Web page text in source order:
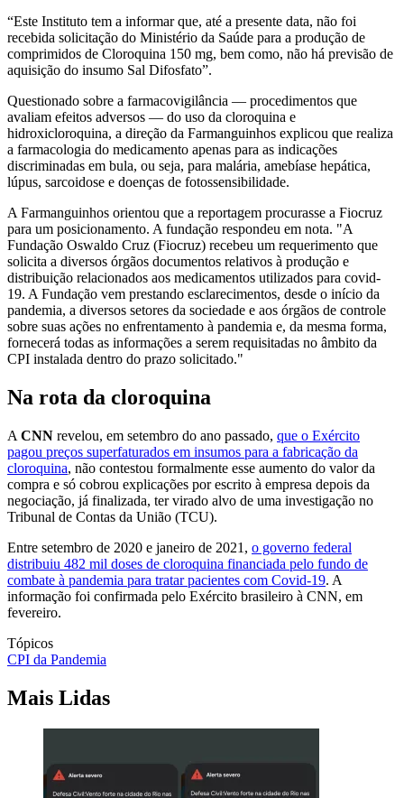
“Este Instituto tem a informar que, até a presente data, não foi
recebida solicitação do Ministério da Saúde para a produção de
comprimidos de Cloroquina 150 mg, bem como, não há previsão de
aquisição do insumo Sal Difosfato”.
Questionado sobre a farmacovigilância — procedimentos que
avaliam efeitos adversos — do uso da cloroquina e
hidroxicloroquina, a direção da Farmanguinhos explicou que realiza
a farmacologia do medicamento apenas para as indicações
discriminadas em bula, ou seja, para malária, amebíase hepática,
lúpus, sarcoidose e doenças de fotossensibilidade.
A Farmanguinhos orientou que a reportagem procurasse a Fiocruz
para um posicionamento. A fundação respondeu em nota. "A
Fundação Oswaldo Cruz (Fiocruz) recebeu um requerimento que
solicita a diversos órgãos documentos relativos à produção e
distribuição relacionados aos medicamentos utilizados para covid-
19. A Fundação vem prestando esclarecimentos, desde o início da
pandemia, a diversos setores da sociedade e aos órgãos de controle
sobre suas ações no enfrentamento à pandemia e, da mesma forma,
fornecerá todas as informações a serem requisitadas no âmbito da
CPI instalada dentro do prazo solicitado."
Na rota da cloroquina
A CNN revelou, em setembro do ano passado, que o Exército
pagou preços superfaturados em insumos para a fabricação da
cloroquina, não contestou formalmente esse aumento do valor da
compra e só cobrou explicações por escrito à empresa depois da
negociação, já finalizada, ter virado alvo de uma investigação no
Tribunal de Contas da União (TCU).
Entre setembro de 2020 e janeiro de 2021, o governo federal
distribuiu 482 mil doses de cloroquina financiada pelo fundo de
combate à pandemia para tratar pacientes com Covid-19. A
informação foi confirmada pelo Exército brasileiro à CNN, em
fevereiro.
Tópicos
CPI da Pandemia
Mais Lidas